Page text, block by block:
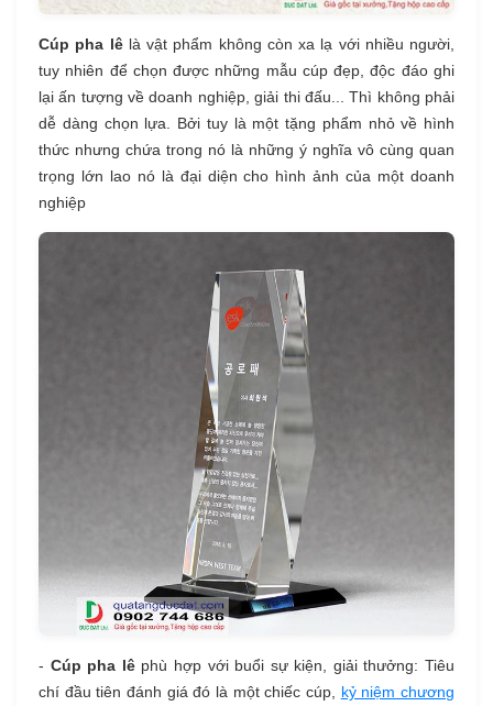
Cúp pha lêlà vật phẩm không còn xa lạ với nhiều người,
tuy nhiên để chọn được những mẫu cúp đẹp, độc đáo ghi
lại ấn tượng về doanh nghiệp, giải thi đấu... Thì không phải
dễ dàng chọn lựa. Bởi tuy là một tặng phẩm nhỏ về hình
thức nhưng chứa trong nó là những ý nghĩa vô cùng quan
trọng lớn lao nó là đại diện cho hình ảnh của một doanh
nghiệp
- Cúp pha lêphù hợp với buổi sự kiện, giải thưởng: Tiêu
chí đầu tiên đánh giá đó là một chiếc cúp, kỷ niệm chương